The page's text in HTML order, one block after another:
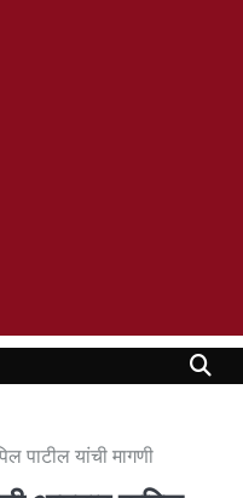
पाटील यांची मागणी